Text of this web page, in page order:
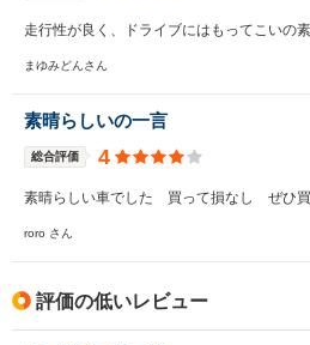
走行性が良く、ドライブにはもってこいの素
まゆみどんさん
素晴らしいの一言
総合評価 4
素晴らしい車でした 買って損なし ぜひ
roro さん
評価の低いレビュー